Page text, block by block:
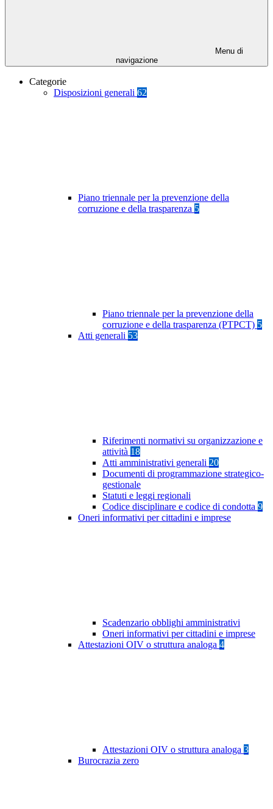
Menu di
navigazione
Categorie
Disposizioni generali 62
Piano triennale per la prevenzione della
corruzione e della trasparenza 5
Piano triennale per la prevenzione della
corruzione e della trasparenza (PTPCT) 5
Atti generali 53
Riferimenti normativi su organizzazione e
attività 18
Atti amministrativi generali 20
Documenti di programmazione strategico-
gestionale
Statuti e leggi regionali
Codice disciplinare e codice di condotta 9
Oneri informativi per cittadini e imprese
Scadenzario obblighi amministrativi
Oneri informativi per cittadini e imprese
Attestazioni OIV o struttura analoga 4
Attestazioni OIV o struttura analoga 3
Burocrazia zero